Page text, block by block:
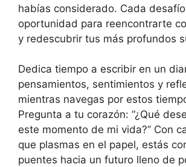
habías considerado. Cada
oportunidad para reencontrarte
y redescubrir tus más profundos
Dedica tiempo a escribir en un
pensamientos, sentimientos y
mientras navegas por estos
Pregunta a tu corazón: “¿Qué
este momento de mi vida?” Con
que plasmas en el papel, estás
puentes hacia un futuro lleno de